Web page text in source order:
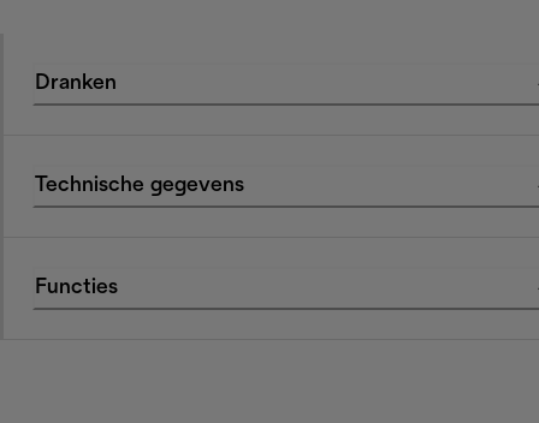
Dranken
Technische gegevens
Functies